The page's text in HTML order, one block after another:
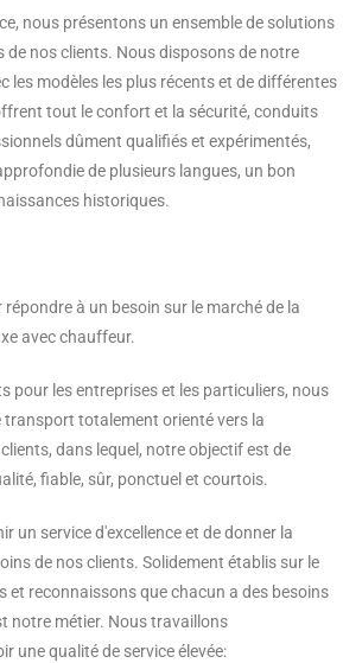
nous présentons un ensemble de solutions
de nos clients. Nous disposons de notre
les modèles les plus récents et de différentes
tout le confort et la sécurité, conduits
dûment qualifiés et expérimentés,
de plusieurs langues, un bon
historiques.
à un besoin sur le marché de la
avec chauffeur.
pour les entreprises et les particuliers, nous
transport totalement orienté vers la
dans lequel, notre objectif est de
fiable, sûr, ponctuel et courtois.
un service d'excellence et de donner la
de nos clients. Solidement établis sur le
et reconnaissons que chacun a des besoins
notre métier. Nous travaillons
une qualité de service élevée: